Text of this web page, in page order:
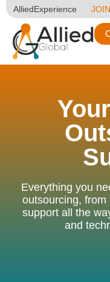
AlliedExperience
Everything you
outsourcing, from
support all the
and